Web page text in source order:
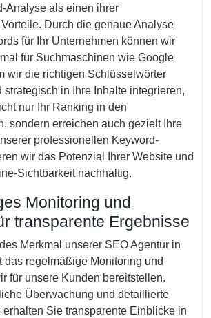
Analyse als einen ihrer
Durch die genaue Analyse
für Ihr Unternehmen können wir
für Suchmaschinen wie Google
wir die richtigen Schlüsselwörter
strategisch in Ihre Inhalte integrieren,
nur Ihr Ranking in den
sondern erreichen auch gezielt Ihre
professionellen Keyword-
wir das Potenzial Ihrer Website und
Sichtbarkeit nachhaltig.
Monitoring und
transparente Ergebnisse
Merkmal unserer SEO Agentur in
das regelmäßige Monitoring und
für unsere Kunden bereitstellen.
Überwachung und detaillierte
erhalten Sie transparente Einblicke in